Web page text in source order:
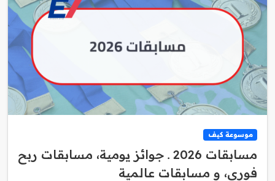
موسوعة كيف
مسابقات 2026 ـ جوائز يومية، مسابقات ربح
فوري، و مسابقات عالمية